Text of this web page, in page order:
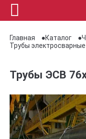
Главная Каталог
Трубы электросварные
Трубы ЭСВ